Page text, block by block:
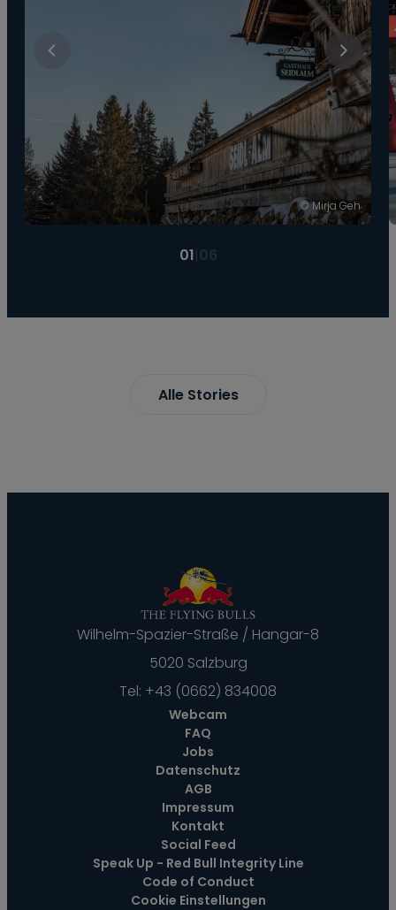
© Mirja Geh
01
Alle Stories
Wilhelm-Spazier-Straße / Hangar-8
5020 Salzburg
Tel: +43 (0662) 834008
Webcam
FAQ
Jobs
Datenschutz
AGB
Impressum
Kontakt
Social Feed
Speak Up - Red Bull Integrity Line
Code of Conduct
Cookie Einstellungen